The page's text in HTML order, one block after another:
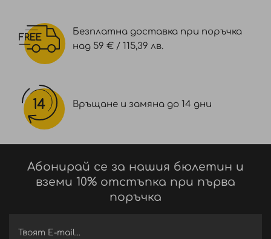
Безплатна доставка при поръчка
над 59 € / 115,39 лв.
Връщане и замяна до 14 дни
Абонирай се за нашия бюлетин и
вземи 10% отстъпка при първа
поръчка